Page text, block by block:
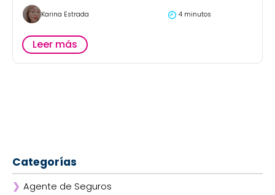
Karina Estrada 4 minutos
Leer más
Categorías
❯ Agente de Seguros